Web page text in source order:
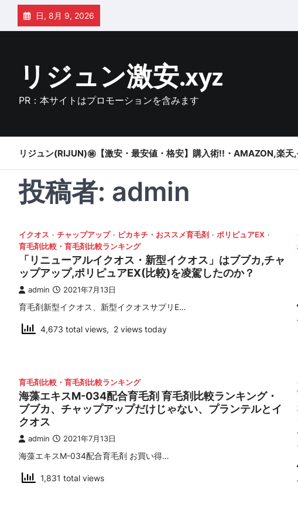
Skip
content
日, 8月 9, 2026
リジュン激安.xyz
PR：本サイトはプロモーションを含みます
リジュン(RIJUN)㊙【激安・最安値・格安】購入術!!・AMAZON,楽
投稿者: admin
イクオス チャップアップ ピカキチ・おススメ育毛剤
ポリピュアEX
育毛剤比較・育毛剤比較ランキング
「リニューアルイクオス・新型イクオス」はブブカ,チャ
ップアップ,ポリピュアEX(比較)を凌駕したのか？
admin 2021年7月13日
育毛剤新型イクオス、新型イクオスサプリE…
4,673 total views, 2 views today
育毛剤比較・育毛剤比較ランキング
海藻エキスM-034配合育毛剤 育毛剤比較ランキング・
ブブカ、チャップアップだけじゃない、プランテルとイ
クオス
admin 2021年7月13日
海藻エキスM-034配合育毛剤 お買い得…
1,831 total views